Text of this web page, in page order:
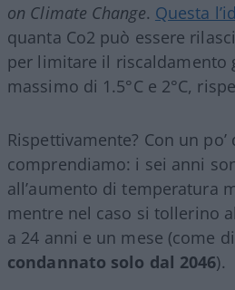
on Climate Change. Questa
quanta Co2 può essere
per limitare il riscaldamento
massimo di 1.5°C e 2°C,
Rispettivamente? Con un po’
comprendiamo: i sei anni
all’aumento di temperatura
mentre nel caso si tollerino
a 24 anni e un mese (come
condannato solo dal 2046).